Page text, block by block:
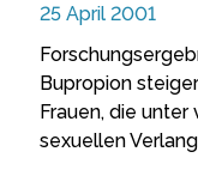
25 April 2001
Bupropion
Frauen, die
sexuellen